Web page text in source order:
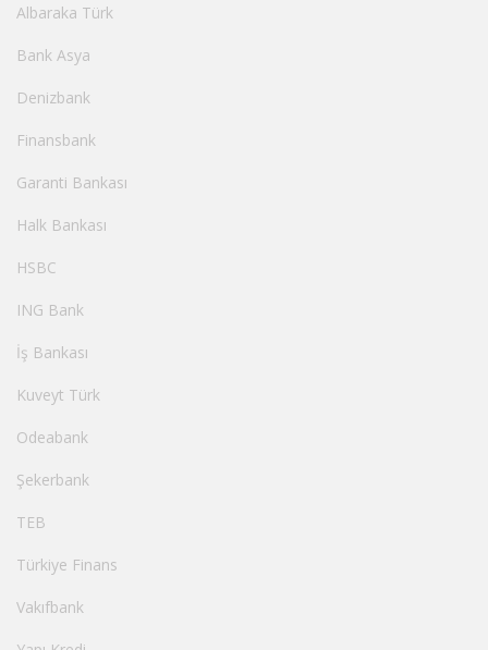
Albaraka Türk
Bank Asya
Denizbank
Finansbank
Garanti Bankası
Halk Bankası
HSBC
ING Bank
İş Bankası
Kuveyt Türk
Odeabank
Şekerbank
TEB
Türkiye Finans
Vakıfbank